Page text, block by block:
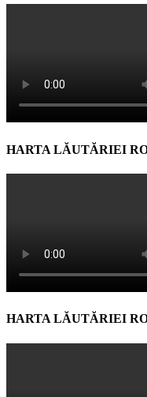
HARTA LĂUTĂRIEI
HARTA LĂUTĂRIEI